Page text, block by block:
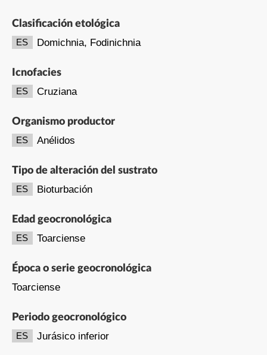
Clasificación etológica
ES Domichnia, Fodinichnia
Icnofacies
ES Cruziana
Organismo productor
ES Anélidos
Tipo de alteración del sustrato
ES Bioturbación
Edad geocronológica
ES Toarciense
Época o serie geocronológica
Toarciense
Periodo geocronológico
ES Jurásico inferior